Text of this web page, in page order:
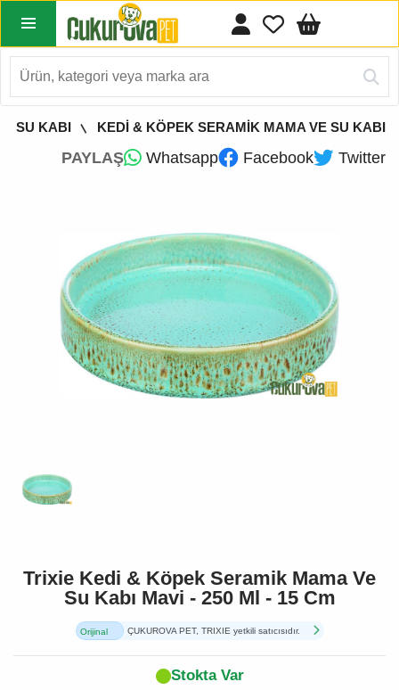
SU KABI KEDİ & KÖPEK SERAMİK MAMA VE SU KABI
PAYLAŞ Whatsapp Facebook Twitter
Trixie Kedi & Köpek Seramik Mama Ve
Su Kabı Mavi - 250 Ml - 15 Cm
Orijinal
ÇUKUROVA PET, TRIXIE yetkili satıcısıdır.
Stokta Var